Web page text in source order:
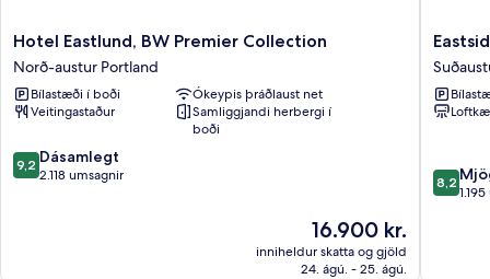
Hotel
Eastlund,
BW
Premier
Collection
austur
Portland
Hotel Eastlund, BW Premier Collection
Norð-austur Portland
Bílastæði í boði
Ókeypis þráðlaust net
Veitingastaður
Samliggjandi herbergi í
boði
9.2
af
9,2 Dásamlegt
2.118 umsagnir
Verðið
16.900 kr.
16.900 kr.
inniheldur skatta og gjöld
24. ágú. - 25. ágú.
Eastside
Lodge
Portland
8.2
af
8,2